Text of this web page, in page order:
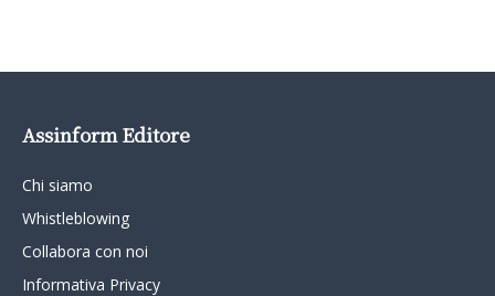
Assinform Editore
Chi siamo
Whistleblowing
Collabora con noi
Informativa Privacy